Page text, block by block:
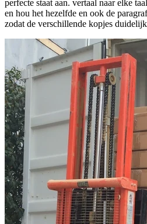
perfecte staat aan. vertaal naar elke
en hou het hezelfde en ook de
zodat de verschillende kopjes